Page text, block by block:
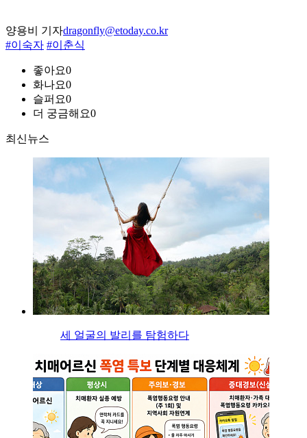
양용비 기자dragonfly@etoday.co.kr
#이숙자 #이춘식
좋아요0
화나요0
슬퍼요0
더 궁금해요0
최신뉴스
세 얼굴의 발리를 탐험하다